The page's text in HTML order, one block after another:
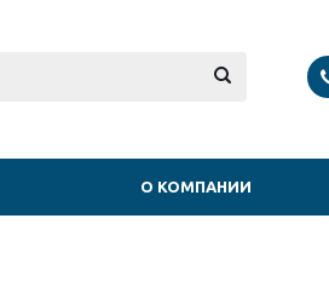
О КОМПАНИИ